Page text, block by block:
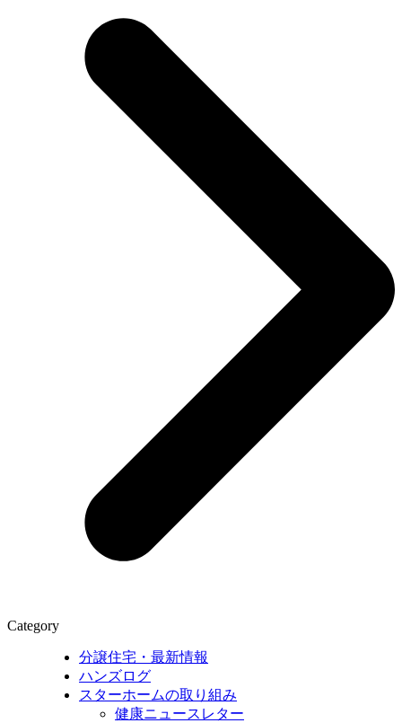
Category
分譲住宅・最新情報
ハンズログ
スターホームの取り組み
健康ニュースレター